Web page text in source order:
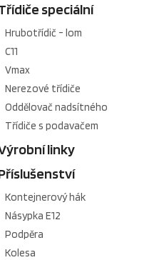
speciální
Hrubotřídič - lom
C11
Vmax
Nerezové třídiče
Oddělovač nadsítného
Třídiče s podavačem
linky
Kontejnerový hák
Násypka E12
Podpěra
Kolesa